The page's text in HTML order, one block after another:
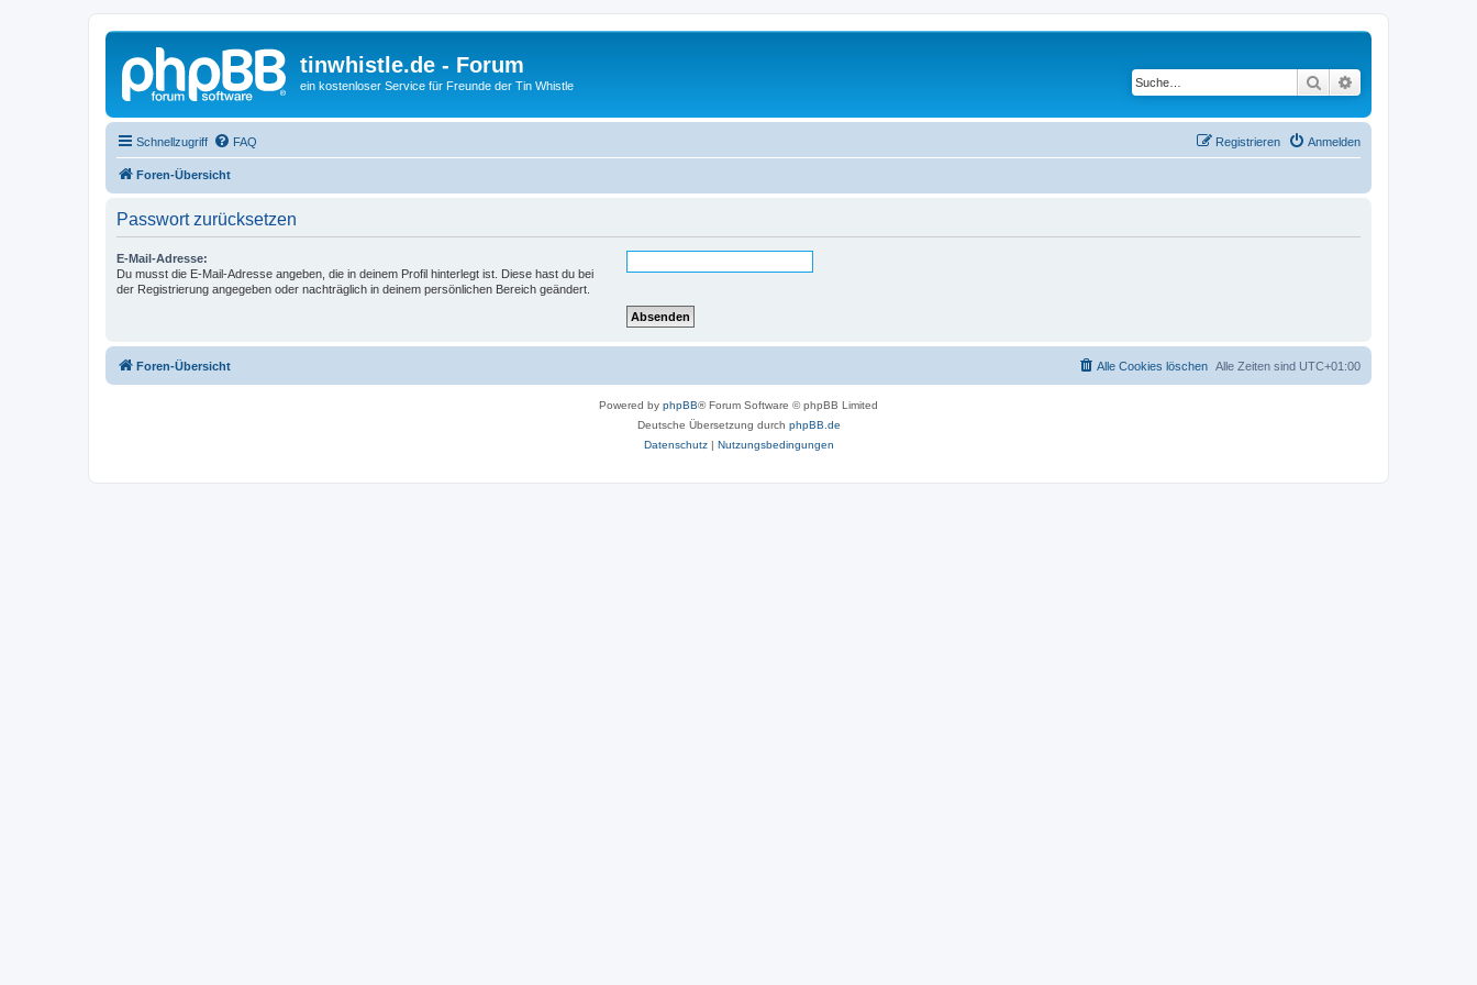
tinwhistle.de - Forum
ein kostenloser Service für Freunde der Tin Whistle Suche
Schnellzugriff FAQ Anmelden
Registrieren
Foren-Übersicht
Passwort zurücksetzen
E-Mail-Adresse:
Du musst die E-Mail-Adresse angeben, die in deinem Profil hinterlegt ist. Diese hast du bei
der Registrierung angegeben oder nachträglich in deinem persönlichen Bereich geändert.
Foren-Übersicht Alle Zeiten sind UTC+01:00
Alle Cookies löschen
Powered by phpBB® Forum Software © phpBB Limited
Deutsche Übersetzung durch phpBB.de
Datenschutz| Nutzungsbedingungen